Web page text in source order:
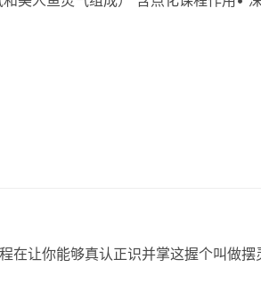
在让你能够真认正‬识并掌这握‬个叫做摆